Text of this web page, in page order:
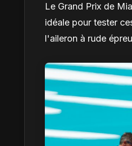
Le Grand Prix de
idéale pour tester
l'aileron à rude